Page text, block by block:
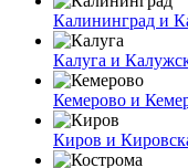
Калининград и
Калуга и
Кемерово и
Киров и